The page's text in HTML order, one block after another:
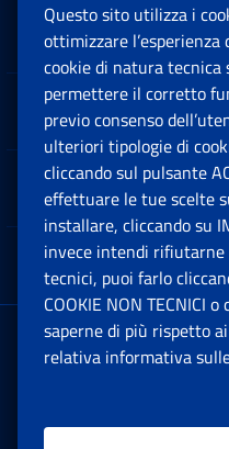
Sedi e Contatti
Software
Note Legali
App mobile
Sede Legale :
00144 Roma
Questo sito utilizza i
ottimizzare l’esperienza
cookie di natura tecnica
permettere il corretto
previo consenso
ulteriori tipologie di
cliccando sul pulsante
effettuare le tue scelte
installare, cliccando su
invece intendi rifiutarne
tecnici, puoi farlo
COOKIE NON TECNICI
saperne di più rispetto
relativa informativa